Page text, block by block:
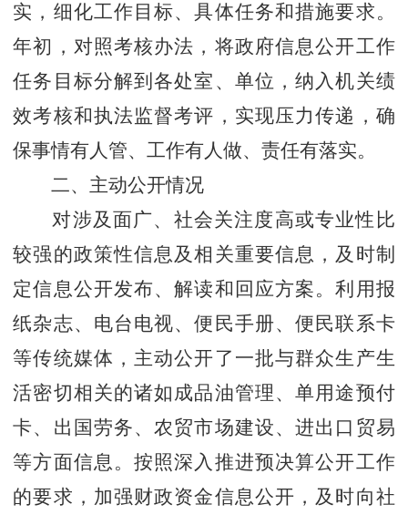
实，细化工作目标、具体任务和措施要求。
年初，对照考核办法，将政府信息公开工作
任务目标分解到各处室、单位，纳入机关绩
效考核和执法监督考评，实现压力传递，确
保事情有人管、工作有人做、责任有落实。
二、主动公开情况
对涉及面广、社会关注度高或专业性比
较强的政策性信息及相关重要信息，及时制
定信息公开发布、解读和回应方案。利用报
纸杂志、电台电视、便民手册、便民联系卡
等传统媒体，主动公开了一批与群众生产生
活密切相关的诸如成品油管理、单用途预付
卡、出国劳务、农贸市场建设、进出口贸易
等方面信息。按照深入推进预决算公开工作
的要求，加强财政资金信息公开，及时向社